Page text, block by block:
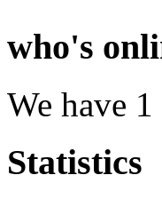
who's
We have
Statistics